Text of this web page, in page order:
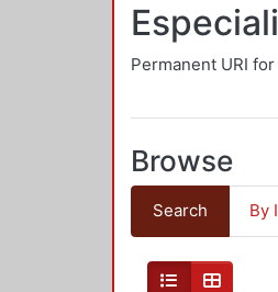
Permanent URI
Browse
Search By